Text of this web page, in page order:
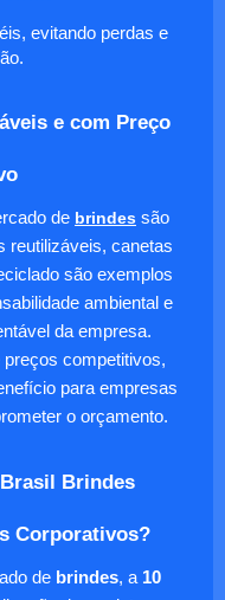
evitando perdas e
e com Preço
de brindes são
reutilizáveis, canetas
são exemplos
ambiental e
da empresa.
competitivos,
para empresas
o orçamento.
Brindes
Corporativos?
de brindes, a 10